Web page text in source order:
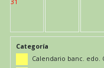
Categoría
Calendario banc. edo.